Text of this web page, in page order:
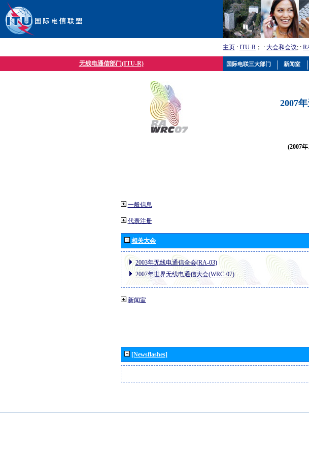
主页 : ITU-R ； : 大会和会议; :
无线电通信部门(ITU-R)
2007
(2007
一般信息
代表注册
相关大会
2003年无线电通信全会(RA-03)
2007年世界无线电通信大会(WRC-07)
新闻室
[Newsflashes]
国际电联三大部门 新闻室